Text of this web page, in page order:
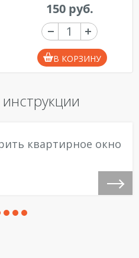
150 руб.
В КОРЗИНУ
квартирное окно